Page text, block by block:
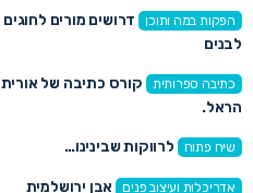
הפקות במה ותוכן
דרושים מורים לחוגים
לבנים
כתיבה ספרותית
קורס כתיבה של אורית
הראל.
שיח פתוח לרווקות שבינינו…
אדריכלות ועיצוב פנים
אבן ירושלמית